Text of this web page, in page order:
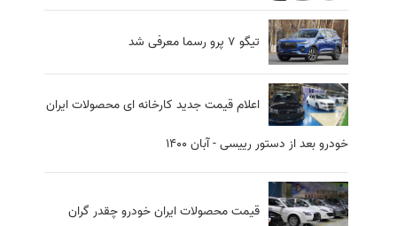
تیگو 7 پرو رسما معرفی شد
اعلام قیمت جدید کارخانه ای محصولات ایران
خودرو بعد از دستور رییسی - آبان 1400
قیمت محصولات ایران خودرو چقدر گران